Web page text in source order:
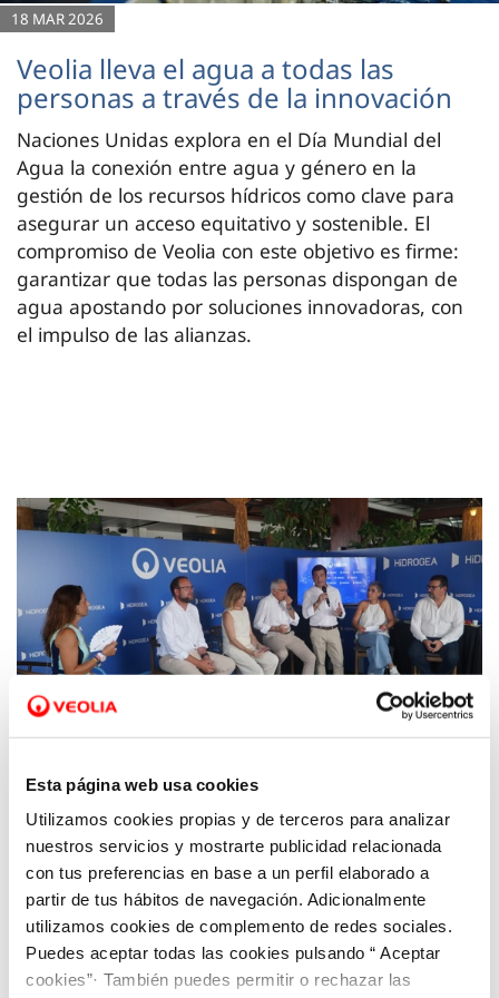
Esta página web usa cookies
Utilizamos cookies propias y de terceros para analizar
nuestros servicios y mostrarte publicidad relacionada
con tus preferencias en base a un perfil elaborado a
partir de tus hábitos de navegación. Adicionalmente
utilizamos cookies de complemento de redes sociales.
Puedes aceptar todas las cookies pulsando “ Aceptar
cookies”· También puedes permitir o rechazar las
18 MAR 2026
Veolia lleva el agua a todas las
personas a través de la innovación
Naciones Unidas explora en el Día Mundial del
Agua la conexión entre agua y género en la
gestión de los recursos hídricos como clave para
asegurar un acceso equitativo y sostenible. El
compromiso de Veolia con este objetivo es firme:
garantizar que todas las personas dispongan de
agua apostando por soluciones innovadoras, con
el impulso de las alianzas.
26 AGO 2025
Hidrogea cierra su participación en The
Ocean Race con un intenso debate sobre la
sostenibilidad del agua en las ciudades